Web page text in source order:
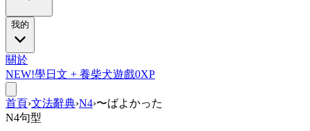
我的
關於
NEW!學日文 + 養柴犬遊戲0XP
首頁›文法辭典›N4›〜ばよかった
N4句型